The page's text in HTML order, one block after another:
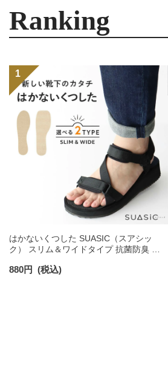
Ranking
はかないくつした SUASIC（スアシッ
ク） スリム＆ワイドタイプ 抗菌防臭 ソ
日発送】 96405001
880円 (税込)